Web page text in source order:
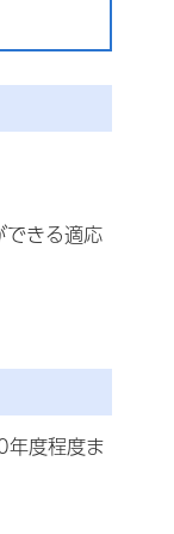
できる適応
度程度ま